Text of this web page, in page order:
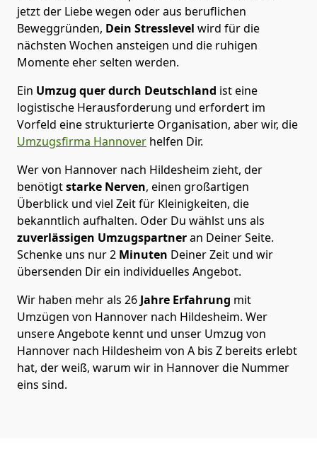
jetzt der Liebe wegen oder aus beruflichen
Beweggründen, Dein Stresslevel wird für die
nächsten Wochen ansteigen und die ruhigen
Momente eher selten werden.
Ein Umzug quer durch Deutschland ist eine
logistische Herausforderung und erfordert im
Vorfeld eine strukturierte Organisation, aber wir, die
Umzugsfirma Hannover helfen Dir.
Wer von Hannover nach Hildesheim zieht, der
benötigtstarke Nerven, einen großartigen
Überblick und viel Zeit für Kleinigkeiten, die
bekanntlich aufhalten. Oder Du wählst uns als
zuverlässigen Umzugspartneran Deiner Seite.
Schenke uns nur2 Minuten Deiner Zeit und wir
übersenden Dir ein individuelles Angebot.
Wir haben mehr als 26 Jahre Erfahrung mit
Umzügen von Hannover nach Hildesheim. Wer
unsere Angebote kennt und unser Umzug von
Hannover nach Hildesheim von A bis Z bereits erlebt
hat, der weiß, warum wir in Hannover die Nummer
eins sind.